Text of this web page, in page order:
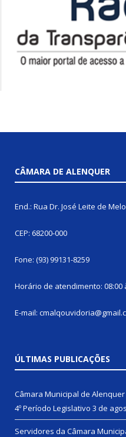
CÂMARA DE ALENQUER
End.: Rua Dr. José Leite de
CEP: 68200-000
Fone: (93) 99131-8259
Horário de atendimento: 08:00
E-mail:
ÚLTIMAS PUBLICAÇÕES
Câmara Municipal de
4º Período Legislativo 3 de
Servidores da Câmara